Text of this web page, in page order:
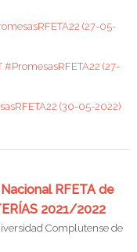
(27-05-
(27-
(30-05-2022)
RFETA de
2021/2022
Complutense de